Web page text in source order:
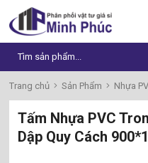
Trang chủ Sản Phẩm Nhựa
Tấm Nhựa PVC
Dập Quy Cách